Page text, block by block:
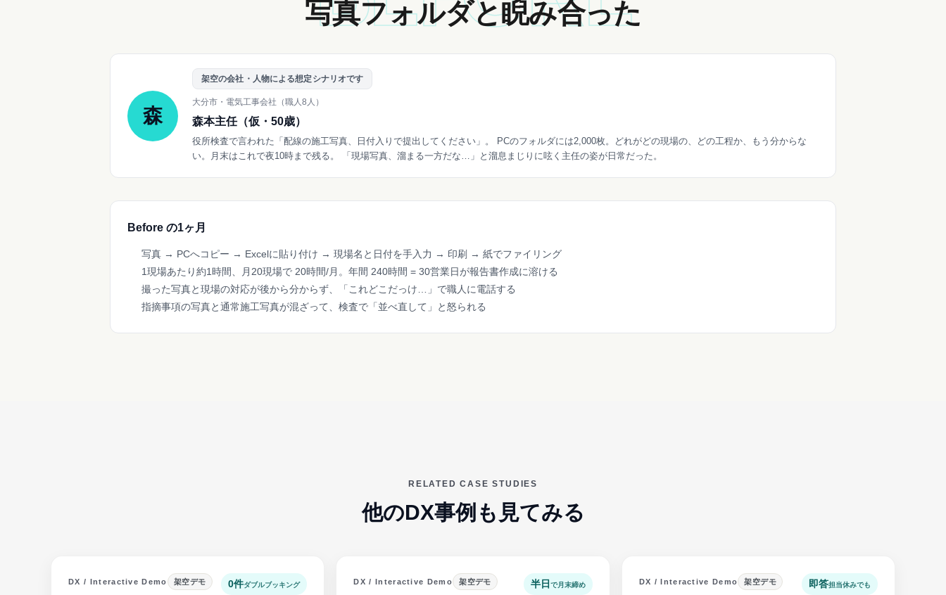
写真フォルダと睨み合った
森
架空の会社・人物による想定シナリオです
大分市・電気工事会社（職人8人）
森本主任（仮・50歳）
役所検査で言われた「配線の施工写真、日付入りで提出してください」。 PCのフォルダには2,000枚。どれがどの現場の、どの工程か、もう分からな
い。月末はこれで夜10時まで残る。 「現場写真、溜まる一方だな…」と溜息まじりに呟く主任の姿が日常だった。
Before の1ヶ月
写真 → PCへコピー → Excelに貼り付け → 現場名と日付を手入力 → 印刷 → 紙でファイリング
1現場あたり約1時間、月20現場で 20時間/月。年間 240時間 = 30営業日が報告書作成に溶ける
撮った写真と現場の対応が後から分からず、「これどこだっけ…」で職人に電話する
指摘事項の写真と通常施工写真が混ざって、検査で「並べ直して」と怒られる
RELATED CASE STUDIES
他のDX事例も見てみる
DX / Interactive Demo 架空デモ 0件ダブルブッキング DX / Interactive Demo 架空デモ 半日 で月末締め DX / Interactive Demo 架空デモ 即答担当休みでも